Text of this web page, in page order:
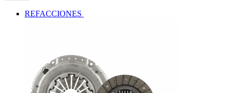
REFACCIONES